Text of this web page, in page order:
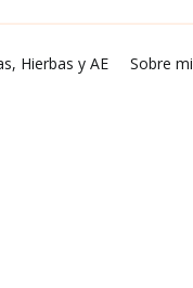
Hierbas y AE Sobre mi